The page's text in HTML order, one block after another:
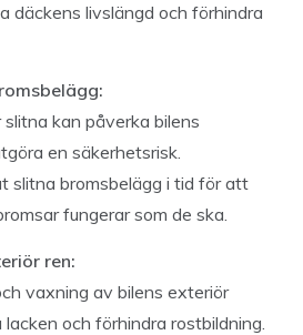
däckens livslängd och förhindra
kan påverka bilens
en säkerhetsrisk.
slitna bromsbelägg i tid för att
fungerar som de ska.
ren:
vaxning av bilens exteriör
och förhindra rostbildning.